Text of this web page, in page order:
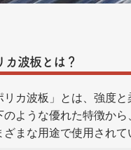
カ波板とは？
リカ波板」とは、強度
のような優れた特徴か
ざまな用途で使用されて